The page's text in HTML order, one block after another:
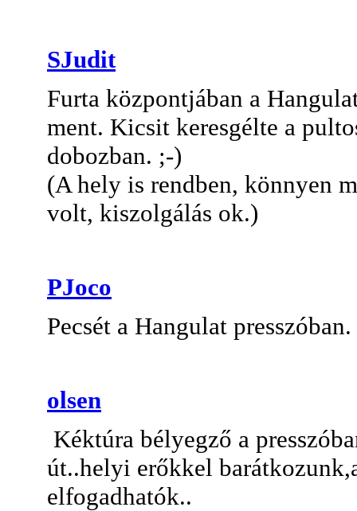
SJudit
Furta központjában a
ment. Kicsit keresgélte a
dobozban. ;-)
(A hely is rendben, könnyen
volt, kiszolgálás ok.)
PJoco
Pecsét a Hangulat presszóban.
olsen
Kéktúra bélyegző a
út..helyi erőkkel
elfogadhatók..